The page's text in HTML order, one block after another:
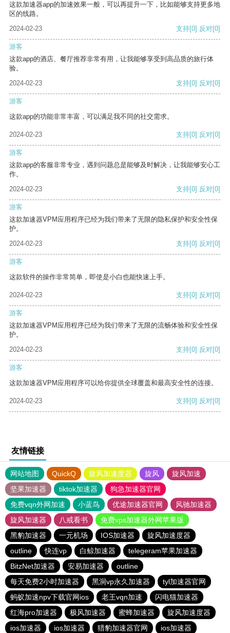
这款加速器app的加速效果一般，可以再提升一下，比如能够支持更多地
区的线路。
2024-02-23
支持[0] 反对[0]
游客
这款app的酒店、餐厅推荐非常有用，让我能够享受到高品质的旅行体
验。
2024-02-23
支持[0] 反对[0]
游客
这款app的功能非常丰富，可以满足我不同的社交需求。
2024-02-23 支持[0] 反对[0]
游客
这款app的客服非常专业，遇到问题总是能够及时解决，让我能够安心工
作。
2024-02-23
支持[0] 反对[0]
游客
这款加速器VPM应用程序已经为我们带来了无限的隐私保护和安全性保
护。
2024-02-23
支持[0] 反对[0]
游客
这款软件的操作非常简单，即使是小白也能快速上手。
2024-02-23 支持[0] 反对[0]
游客
这款加速器VPM应用程序已经为我们带来了无限的流畅体验和安全性保
护。
2024-02-23
支持[0] 反对[0]
游客
这款加速器VPM应用程序可以给你提供全球覆盖和最高安全性的连接。
2024-02-23 支持[0] 反对[0]
友情链接
网站地图 QuickQ 旋风加速度器 旋风
旋风加速
坚果加速器
tiktok加速器
狗急加速器官网
免费vqn外网加速
小蓝鸟 优途加速器官网
风驰加速器
旋风加速器
八戒看书
免费vps加速器外网苹果版
黑豹加速器
一元机场 IOS加速器
旋风加速度器
outline
快连vp 白鲸加速器
telegeram苹果加速器
BitzNet加速器
安易加速器
outline
每天免费2小时加速器
黑洞vp永久加速器
tyl加速器官网
蚂蚁加速npv下载官网ios
老王vqn加速
闪电猫加速器
红海pro加速器
极风加速器 蜜蜂加速器
旋风加速度器
ios加速器
ios加速器 猎豹加速器官网 ios加速器